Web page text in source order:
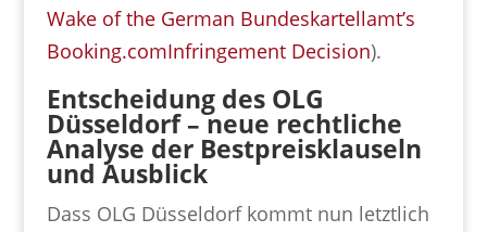
Wake of the German Bundeskartellamt’s
Booking.comInfringement Decision).
Entscheidung des OLG
Düsseldorf – neue rechtliche
Analyse der Bestpreisklauseln
und Ausblick
Dass OLG Düsseldorf kommt nun letztlich